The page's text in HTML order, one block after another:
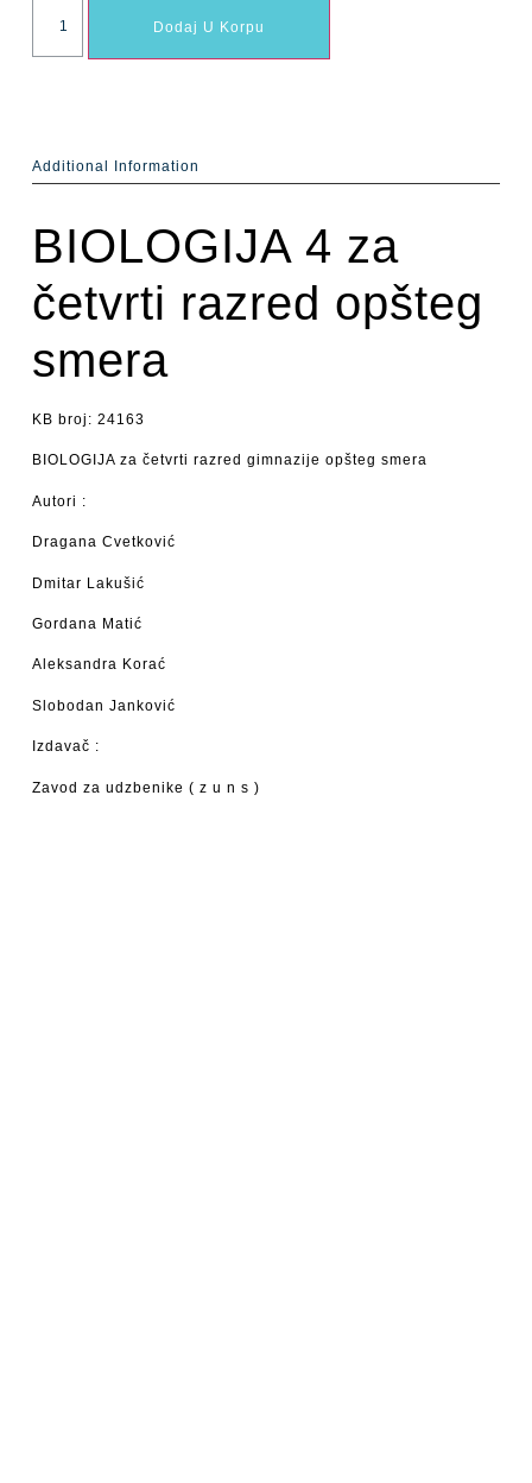
Dodaj U Korpu
Additional Information
BIOLOGIJA 4 za
četvrti razred opšteg
smera
KB broj: 24163
BIOLOGIJA za četvrti razred gimnazije opšteg smera
Autori :
Dragana Cvetković
Dmitar Lakušić
Gordana Matić
Aleksandra Korać
Slobodan Janković
Izdavač :
Zavod za udzbenike ( z u n s )